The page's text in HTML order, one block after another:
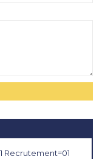
Recrutement=01